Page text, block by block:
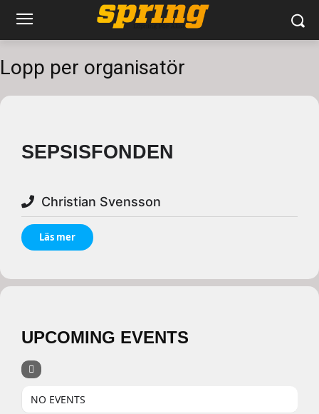
Lopp per organisatör
SEPSISFONDEN
Christian Svensson
Läs mer
UPCOMING EVENTS
NO EVENTS